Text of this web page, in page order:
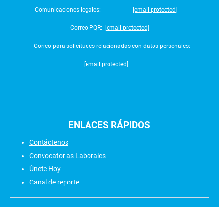
Comunicaciones legales: [email protected]
Correo PQR: [email protected]
Correo para solicitudes relacionadas con datos personales:
[email protected]
ENLACES RÁPIDOS
Contáctenos
Convocatorias Laborales
Únete Hoy
Canal de reporte